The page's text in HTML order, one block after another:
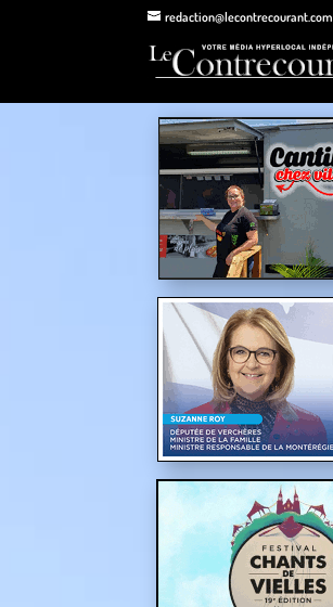
redaction@lecontrecourant.com